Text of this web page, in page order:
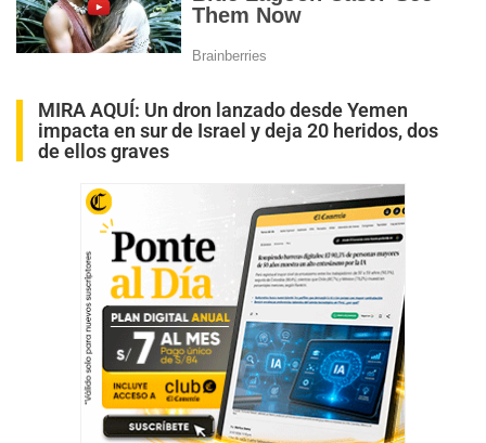
MIRA AQUÍ: Un dron lanzado desde Yemen
impacta en sur de Israel y deja 20 heridos, dos
de ellos graves